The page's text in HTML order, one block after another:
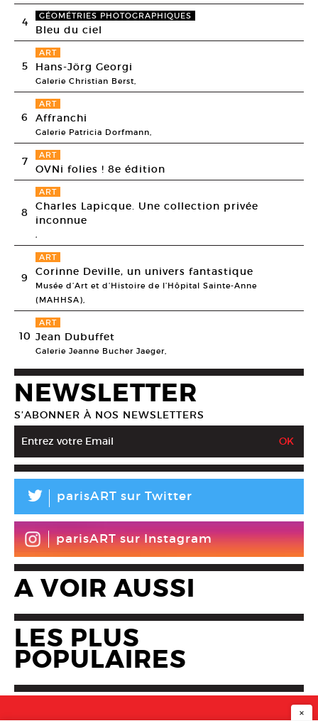
4 GÉOMÉTRIES PHOTOGRAPHIQUES
Bleu du ciel
5
ART
Hans-Jörg Georgi
Galerie Christian Berst,
6
ART
Affranchi
Galerie Patricia Dorfmann,
7 ART
OVNi folies ! 8e édition
8
ART
Charles Lapicque. Une collection privée
inconnue
,
9
ART
Corinne Deville, un univers fantastique
Musée d’Art et d’Histoire de l’Hôpital Sainte-Anne
(MAHHSA),
10
ART
Jean Dubuffet
Galerie Jeanne Bucher Jaeger,
NEWSLETTER
S’ABONNER À NOS NEWSLETTERS
L parisART sur Twitter
parisART sur Instagram
A VOIR AUSSI
LES PLUS
POPULAIRES
×